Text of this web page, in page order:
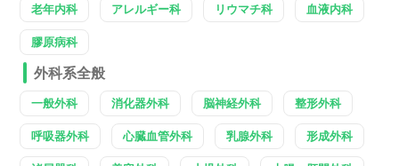
老年内科 アレルギー科 リウマチ科 血液内科
膠原病科
外科系全般
一般外科 消化器外科 脳神経外科 整形外科
呼吸器外科 心臓血管外科 乳腺外科 形成外科